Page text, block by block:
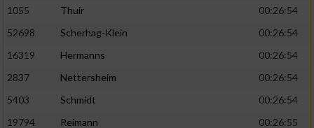
1055
Thuir
00:26:54
52698
Scherhag-Klein
00:26:54
16319
Hermanns
00:26:54
2837
Nettersheim
00:26:54
5403
Schmidt
00:26:54
19794
Reimann
00:26:55